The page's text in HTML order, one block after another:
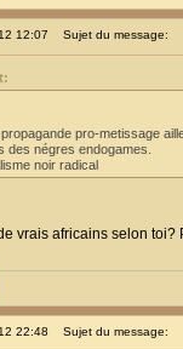
12:07 Sujet du message:
pro-metissage
des négres endogames.
noir radical
vrais africains selon
22:48 Sujet du message: